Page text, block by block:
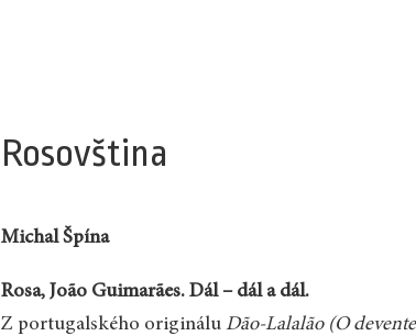
Rosovština
Michal Špína
Rosa, João Guimarães. Dál – dál a dál.
Z portugalského origináluDão-Lalalão (O